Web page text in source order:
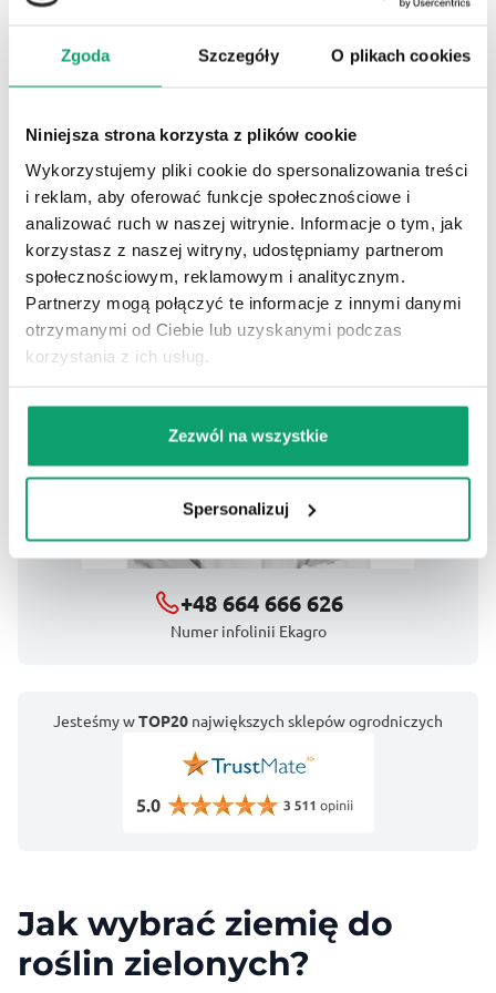
Zgoda Szczegóły O plikach cookies
Niniejsza strona korzysta z plików cookie
Wykorzystujemy pliki cookie do spersonalizowania treści
i reklam, aby oferować funkcje społecznościowe i
analizować ruch w naszej witrynie. Informacje o tym, jak
korzystasz z naszej witryny, udostępniamy partnerom
społecznościowym, reklamowym i analitycznym.
Partnerzy mogą połączyć te informacje z innymi danymi
otrzymanymi od Ciebie lub uzyskanymi podczas
korzystania z ich usług.
Zezwól na wszystkie
Spersonalizuj
19,99zł
KUP
dostawa pojutrze!
24,47
dostawa pojutrze!
+48 664 666 626
Numer infolinii Ekagro
Jesteśmy wTOP20 największych sklepów ogrodniczych
Jak wybrać ziemię do
roślin zielonych?